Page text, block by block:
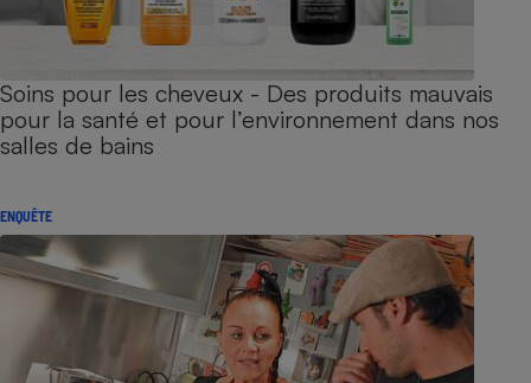
Soins pour les cheveux - Des produits mauvais
pour la santé et pour l’environnement dans nos
salles de bains
ENQUÊTE